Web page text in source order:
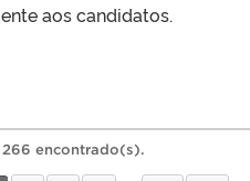
aos candidatos.
encontrado(s).